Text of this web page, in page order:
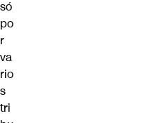
só
po
r
va
rio
s
tri